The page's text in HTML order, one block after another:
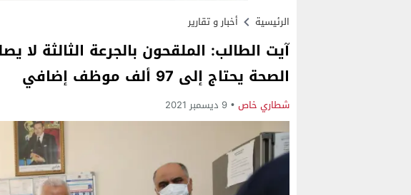
الرئيسية أخبار و تقارير
آيت الطالب: الملقحون بالجرعة الثالثة لا
الصحة يحتاج إلى 97 ألف موظف إضافي
شطاري خاص 9 ديسمبر 2021